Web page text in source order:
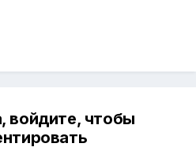
войдите, чтобы